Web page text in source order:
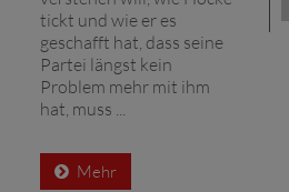
tickt und wie er es
geschafft hat, dass seine
Partei längst kein
Problem mehr mit ihm
hat, muss ...
Mehr